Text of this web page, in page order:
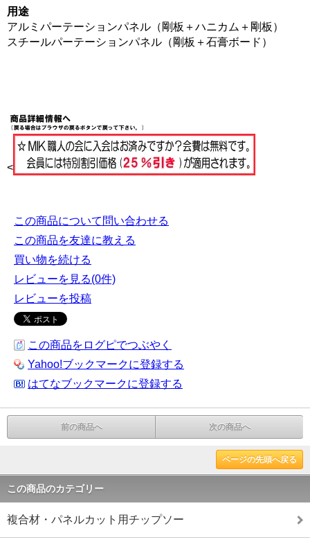
用途
アルミパーテーションパネル（剛板＋ハニカム＋剛板）
スチールパーテーションパネル（剛板＋石膏ボード）
<
この商品について問い合わせる
この商品を友達に教える
買い物を続ける
レビューを見る(0件)
レビューを投稿
この商品をログピでつぶやく
Yahoo!ブックマークに登録する
はてなブックマークに登録する
前の商品へ 次の商品へ
ページの先頭へ戻る
この商品のカテゴリー
複合材・パネルカット用チップソー